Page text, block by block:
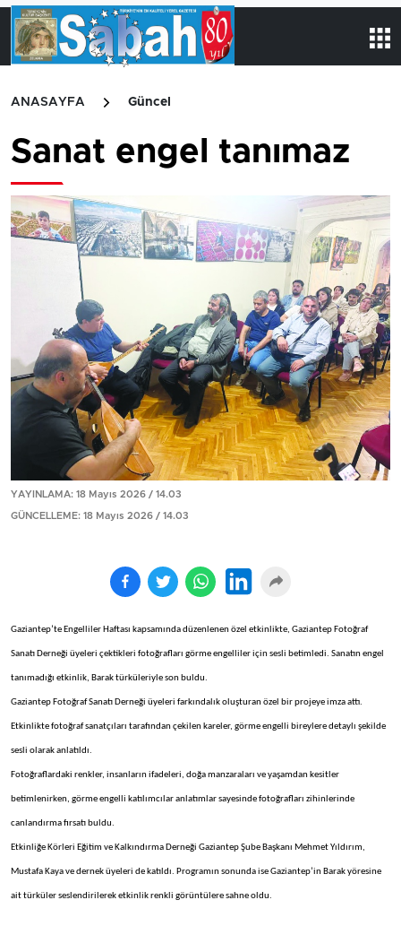
ANASAYFA Güncel
Sanat engel tanımaz
YAYINLAMA: 18 Mayıs 2026 / 14.03
GÜNCELLEME: 18 Mayıs 2026 / 14.03
Gaziantep’te Engelliler Haftası kapsamında düzenlenen özel etkinlikte, Gaziantep Fotoğraf
Sanatı Derneği üyeleri çektikleri fotoğrafları görme engelliler için sesli betimledi. Sanatın engel
tanımadığı etkinlik, Barak türküleriyle son buldu.
Gaziantep Fotoğraf Sanatı Derneği üyeleri farkındalık oluşturan özel bir projeye imza attı.
Etkinlikte fotoğraf sanatçıları tarafından çekilen kareler, görme engelli bireylere detaylı şekilde
sesli olarak anlatıldı.
Fotoğraflardaki renkler, insanların ifadeleri, doğa manzaraları ve yaşamdan kesitler
betimlenirken, görme engelli katılımcılar anlatımlar sayesinde fotoğrafları zihinlerinde
canlandırma fırsatı buldu.
Etkinliğe Körleri Eğitim ve Kalkındırma Derneği Gaziantep Şube Başkanı Mehmet Yıldırım,
Mustafa Kaya ve dernek üyeleri de katıldı. Programın sonunda ise Gaziantep’in Barak yöresine
ait türküler seslendirilerek etkinlik renkli görüntülere sahne oldu.